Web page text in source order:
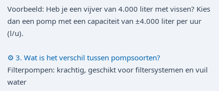
Voorbeeld: Heb je een vijver van 4.000 liter met vissen? Kies
dan een pomp met een capaciteit van ±4.000 liter per uur
(l/u).
⚙️ 3. Wat is het verschil tussen pompsoorten?
Filterpompen: krachtig, geschikt voor filtersystemen en vuil
water